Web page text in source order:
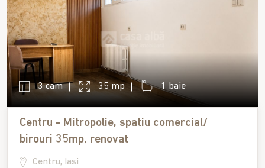
3 cam 35 mp 1 baie
Centru - Mitropolie, spatiu comercial/
birouri 35mp, renovat
Centru, Iasi